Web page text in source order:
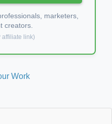
marketers,
creators.
affiliate link)
Work